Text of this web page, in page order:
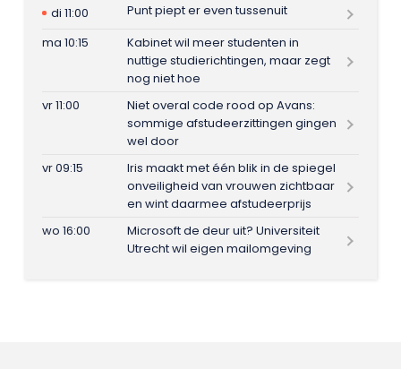
di 11:00
Punt piept er even tussenuit
ma 10:15
Kabinet wil meer studenten in
nuttige studierichtingen, maar zegt
nog niet hoe
vr 11:00
Niet overal code rood op Avans:
sommige afstudeerzittingen gingen
wel door
vr 09:15
Iris maakt met één blik in de spiegel
onveiligheid van vrouwen zichtbaar
en wint daarmee afstudeerprijs
wo 16:00
Microsoft de deur uit? Universiteit
Utrecht wil eigen mailomgeving